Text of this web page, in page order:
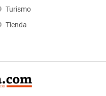
Turismo
Tienda